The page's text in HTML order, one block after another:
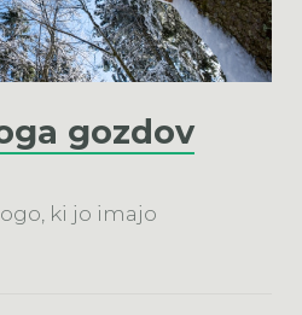
gozdov
ki jo imajo